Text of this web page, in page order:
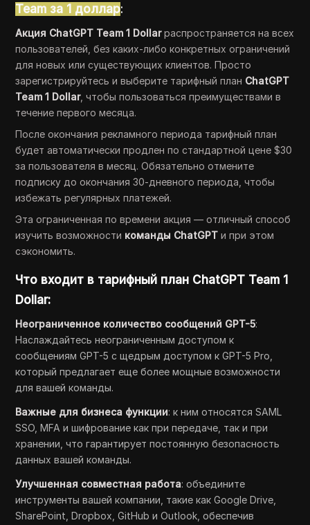
Team за 1 доллар:
Акция ChatGPT Team 1 Dollarраспространяется на всех
пользователей, без каких-либо конкретных ограничений
для новых или существующих клиентов. Просто
зарегистрируйтесь и выберите тарифный план ChatGPT
Team 1 Dollar, чтобы пользоваться преимуществами в
течение первого месяца.
После окончания рекламного периода тарифный план
будет автоматически продлен по стандартной цене $30
за пользователя в месяц. Обязательно отмените
подписку до окончания 30-дневного периода, чтобы
избежать регулярных платежей.
Эта ограниченная по времени акция — отличный способ
изучить возможности команды ChatGPT и при этом
сэкономить.
Что входит в тарифный план ChatGPT Team 1
Dollar:
Неограниченное количество сообщений GPT-5:
Наслаждайтесь неограниченным доступом к
сообщениям GPT-5 с щедрым доступом к GPT-5 Pro,
который предлагает еще более мощные возможности
для вашей команды.
Важные для бизнеса функции: к ним относятся SAML
SSO, MFA и шифрование как при передаче, так и при
хранении, что гарантирует постоянную безопасность
данных вашей команды.
Улучшенная совместная работа: объедините
инструменты вашей компании, такие как Google Drive,
SharePoint, Dropbox, GitHub и Outlook, обеспечив